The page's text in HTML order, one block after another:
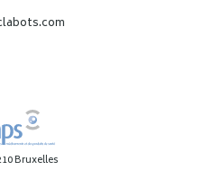
Bruxelles